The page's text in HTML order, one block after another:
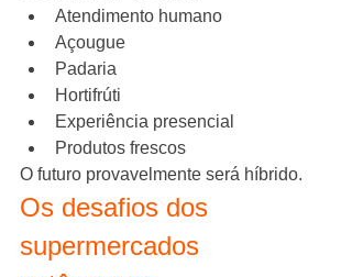
Atendimento humano
Açougue
Padaria
Hortifrúti
Experiência presencial
Produtos frescos
O futuro provavelmente será híbrido.
Os desafios dos
supermercados